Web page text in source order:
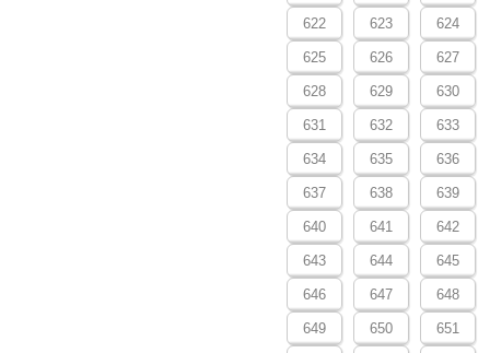
622 623 624
625 626 627
628 629 630
631 632 633
634 635 636
637 638 639
640 641 642
643 644 645
646 647 648
649 650 651